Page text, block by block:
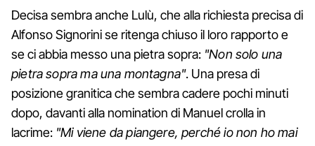
Decisa sembra anche Lulù, che alla richiesta precisa di
Alfonso Signorini se ritenga chiuso il loro rapporto e
se ci abbia messo una pietra sopra: "Non solo una
pietra sopra ma una montagna". Una presa di
posizione granitica che sembra cadere pochi minuti
dopo, davanti alla nomination di Manuel crolla in
lacrime: "Mi viene da piangere, perché io non ho mai